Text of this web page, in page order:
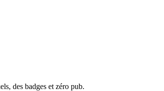
des badges et zéro pub.